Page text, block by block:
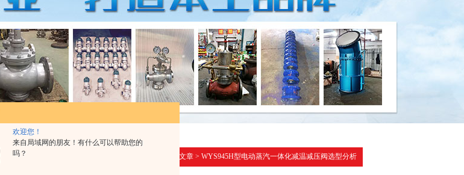
欢迎您！
来自局域网的朋友！有什么可以帮助您的
吗？
技术文章> WYS945H型电动蒸汽一体化减温减压阀选型分析